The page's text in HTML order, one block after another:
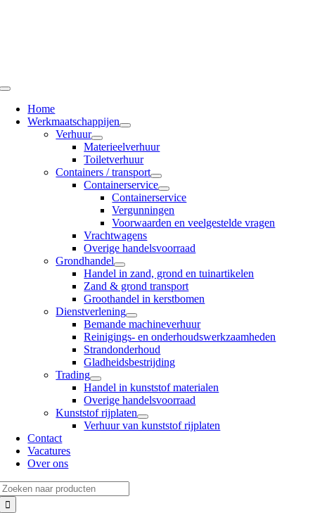
Toggle
NavigationHome
Werkmaatschappijen
Verhuur
Materieelverhuur
Toiletverhuur
Containers / transport
Containerservice
Containerservice
Vergunningen
Voorwaarden en veelgestelde vragen
Vrachtwagens
Overige handelsvoorraad
Grondhandel
Handel in zand, grond en tuinartikelen
Zand & grond transport
Groothandel in kerstbomen
Dienstverlening
Bemande machineverhuur
Reinigings- en onderhoudswerkzaamheden
Strandonderhoud
Gladheidsbestrijding
Trading
Handel in kunststof materialen
Overige handelsvoorraad
Kunststof rijplaten
Verhuur van kunststof rijplaten
Contact
Vacatures
Over ons